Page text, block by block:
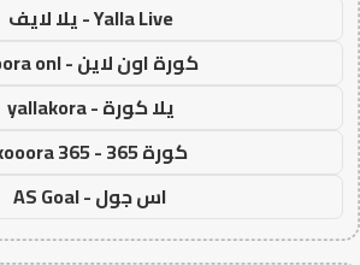
Yalla Live - يلا لايف
كورة اون لاين - koora onl
يلا كورة - yallakora
كورة 365 - kooora 365
اس جول - AS Goal